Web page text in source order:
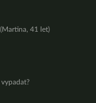
41 let)